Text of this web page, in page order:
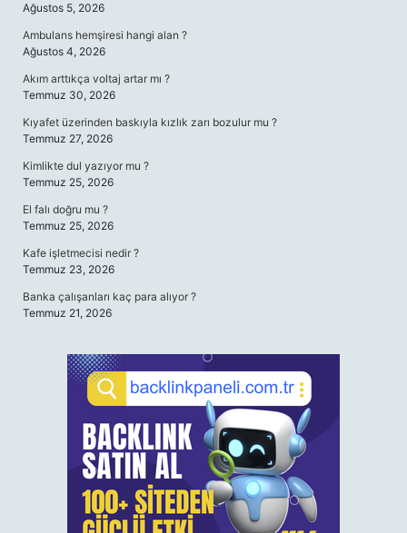
Ağustos 5, 2026
Ambulans hemşiresi hangi alan ?
Ağustos 4, 2026
Akım arttıkça voltaj artar mı ?
Temmuz 30, 2026
Kıyafet üzerinden baskıyla kızlık zarı bozulur mu ?
Temmuz 27, 2026
Kimlikte dul yazıyor mu ?
Temmuz 25, 2026
El falı doğru mu ?
Temmuz 25, 2026
Kafe işletmecisi nedir ?
Temmuz 23, 2026
Banka çalışanları kaç para alıyor ?
Temmuz 21, 2026